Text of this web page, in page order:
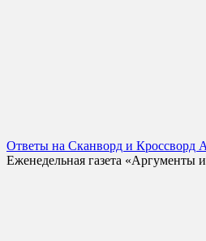
Ответы на Сканворд и Кроссворд
Еженедельная газета «Аргументы